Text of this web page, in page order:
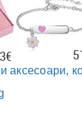
аксесоари,